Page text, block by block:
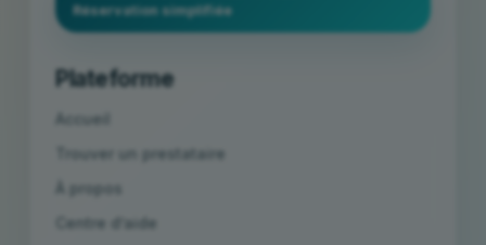
Réservation simplifiée
Plateforme
Accueil
Trouver un prestataire
À propos
Centre d’aide